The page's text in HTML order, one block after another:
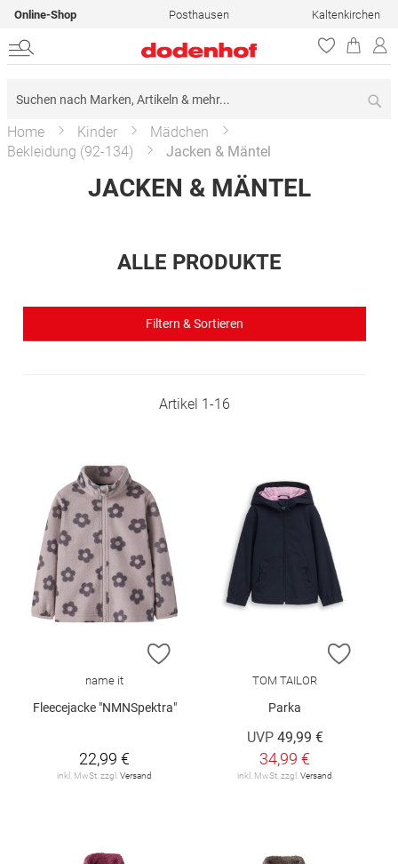
Online-Shop Posthausen Kaltenkirchen
Home Kinder
Mädchen
Bekleidung (92-134)
Jacken & Mäntel
JACKEN & MÄNTEL
ALLE PRODUKTE
Filtern & Sortieren
Artikel 1-16
ZUR WUNSCHLISTE HINZUFÜGEN
name it
Fleecejacke "NMNSpektra"
22,99 €
inkl. MwSt. zzgl. Versand
ZUR
TOM TAILOR
Parka
UVP 49,99 €
34,99 €
inkl. MwSt. zzgl. Versand